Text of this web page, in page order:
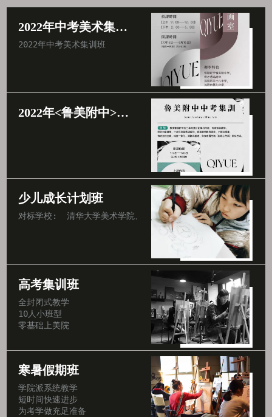
2022年中考美术集训班
2022年中考美术集训班
2022年<鲁美附中>中考集训班
少儿成长计划班
对标学校:  清华大学美术学院、中央美术学院、北京电影学院、
高考集训班
全封闭式教学
10人小班型
零基础上美院
寒暑假期班
学院派系统教学
短时间快速进步
为考学做充足准备